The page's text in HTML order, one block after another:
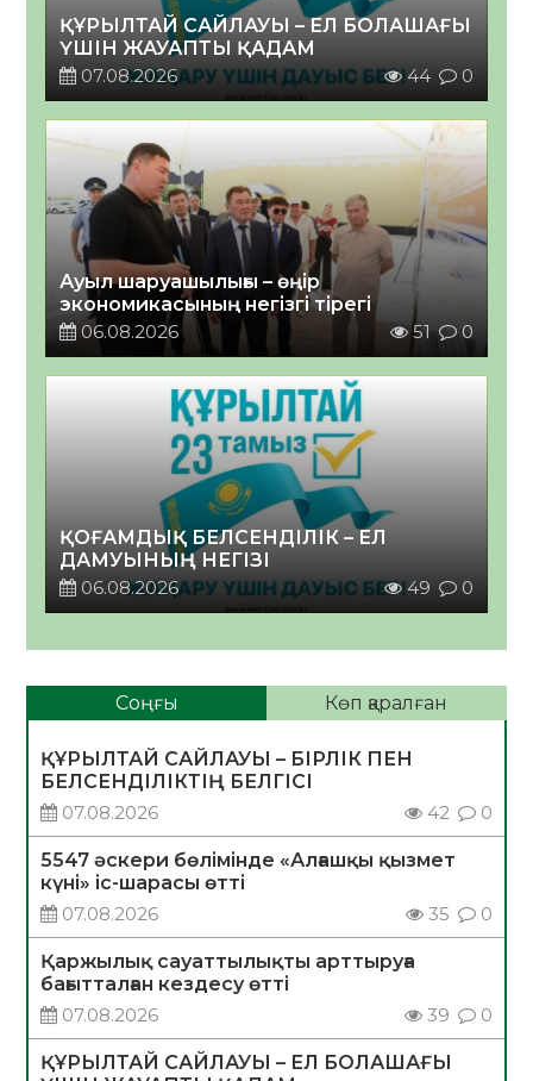
ҚҰРЫЛТАЙ САЙЛАУЫ – ЕЛ БОЛАШАҒЫ
ҮШІН ЖАУАПТЫ ҚАДАМ
07.08.2026
44 0
Ауыл шаруашылығы – өңір
экономикасының негізгі тірегі
06.08.2026
51 0
ҚОҒАМДЫҚ БЕЛСЕНДІЛІК – ЕЛ
ДАМУЫНЫҢ НЕГІЗІ
06.08.2026
49 0
Соңғы Көп қаралған
ҚҰРЫЛТАЙ САЙЛАУЫ – БІРЛІК ПЕН
БЕЛСЕНДІЛІКТІҢ БЕЛГІСІ
07.08.2026
42 0
5547 әскери бөлімінде «Алғашқы қызмет
күні» іс-шарасы өтті
07.08.2026
35 0
Қаржылық сауаттылықты арттыруға
бағытталған кездесу өтті
07.08.2026
39 0
ҚҰРЫЛТАЙ САЙЛАУЫ – ЕЛ БОЛАШАҒЫ